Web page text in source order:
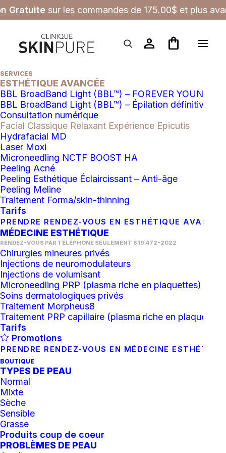
Gratuite sur les commandes de 175.00$ et plus
person shopping_bag
SERVICES
ESTHÉTIQUE AVANCÉE
BBL BroadBand Light (BBL™) – FOREVER YOUNG
BBL BroadBand Light (BBL™) – Épilation définitive
Consultation numérique
Facial Classique Relaxant Expérience Epicutis
Hydrafacial MD
Laser Moxi
Microneedling NCTF BOOST HA
Peeling Acné
Peeling Esthétique Éclaircissant – Anti-âge
Peeling Meline
Traitement Forma/skin-thinning
Tarifs
PRENDRE RENDEZ-VOUS EN ESTHÉTIQUE AVANCÉ
MÉDECINE ESTHÉTIQUE
RENDEZ-VOUS PAR TÉLÉPHONE SEULEMENT 819 472-2022
Chirurgies mineures privés
Injections de neuromodulateurs
Injections de volumisant
Microneedling PRP (plasma riche en plaquettes)
Soins dermatologiques privés
Traitement Morpheus8
Traitement PRP capillaire (plasma riche en plaquettes)
Tarifs
Promotions
PRENDRE RENDEZ-VOUS EN MÉDECINE
BOUTIQUE
TYPES DE PEAU
Normal
Mixte
Sèche
Sensible
Grasse
Produits coup de coeur
PROBLÈMES DE PEAU
RETOUR AUX
SERVICES
OFFRES PRINTANIÈRES
Facial Classique Relaxant
Expérience Epicutis